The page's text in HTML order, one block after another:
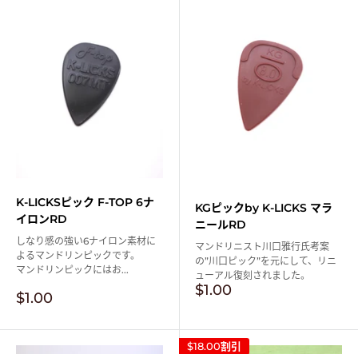
K-LICKSピック F-TOP 6ナ
イロンRD
しなり感の強い6ナイロン素材に
よるマンドリンピックです。
マンドリンピックにはお...
販
売
価
$1.00
KGピックby K-LICKS マラ
ニールRD
マンドリニスト川口雅行氏考案
の”川口ピック”を元にして、リニ
ューアル復刻されました。
販
格
$1.00
$18.00割引